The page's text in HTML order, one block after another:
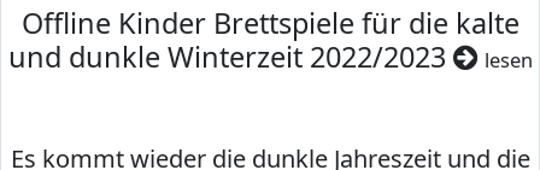
Offline Kinder Brettspiele für die kalte
und dunkle Winterzeit 2022/2023
lesen
Es kommt wieder die dunkle Jahreszeit und die